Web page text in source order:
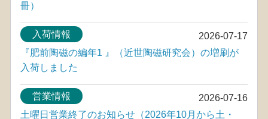
冊）
2026-07-17
入荷情報
『肥前陶磁の編年1 』（近世陶磁研究会）の増刷が
入荷しました
2026-07-16
営業情報
土曜日営業終了のお知らせ（2026年10月から土・